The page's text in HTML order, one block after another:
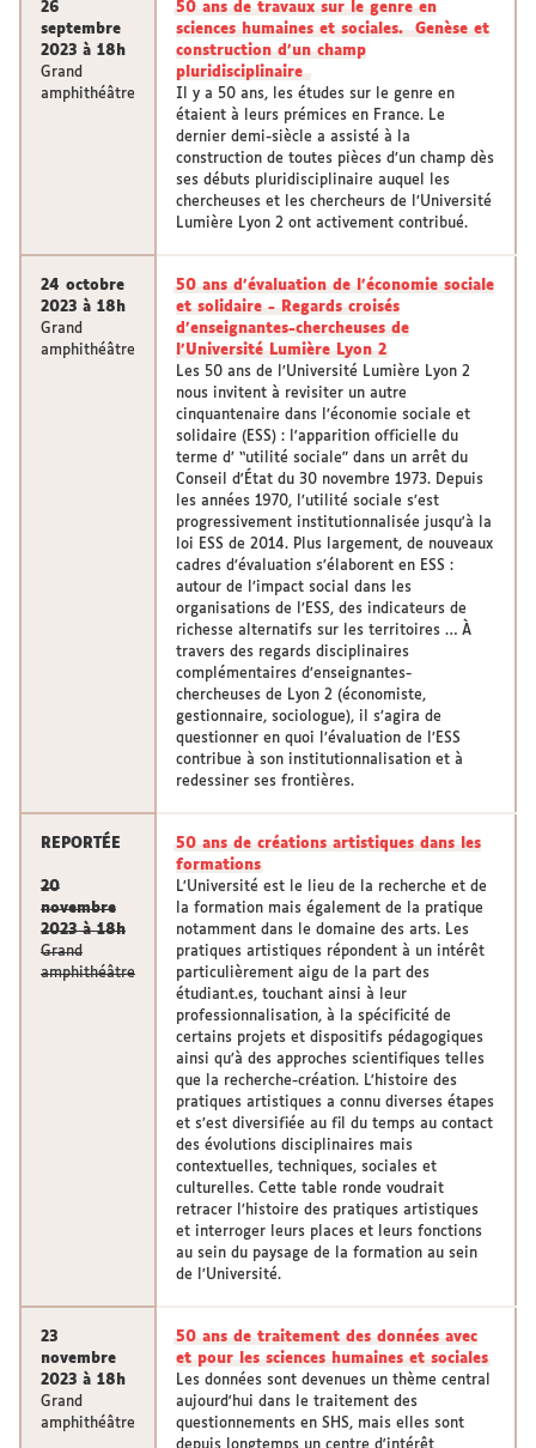
26
septembre
2023 à 18h
Grand
amphithéâtre
50 ans de travaux sur le genre en
sciences humaines et sociales. Genèse et
construction d’un champ
pluridisciplinaire
Il y a 50 ans, les études sur le genre en
étaient à leurs prémices en France. Le
dernier demi-siècle a assisté à la
construction de toutes pièces d’un champ dès
ses débuts pluridisciplinaire auquel les
chercheuses et les chercheurs de l’Université
Lumière Lyon 2 ont activement contribué.
24 octobre
2023 à 18h
Grand
amphithéâtre
50 ans d'évaluation de l’économie sociale
et solidaire - Regards croisés
d'enseignantes-chercheuses de
l'Université Lumière Lyon 2
Les 50 ans de l’Université Lumière Lyon 2
nous invitent à revisiter un autre
cinquantenaire dans l’économie sociale et
solidaire (ESS) : l'apparition officielle du
terme d’ “utilité sociale” dans un arrêt du
Conseil d'État du 30 novembre 1973. Depuis
les années 1970, l’utilité sociale s’est
progressivement institutionnalisée jusqu'à la
loi ESS de 2014. Plus largement, de nouveaux
cadres d’évaluation s’élaborent en ESS :
autour de l’impact social dans les
organisations de l’ESS, des indicateurs de
richesse alternatifs sur les territoires … À
travers des regards disciplinaires
complémentaires d’enseignantes-
chercheuses de Lyon 2 (économiste,
gestionnaire, sociologue), il s’agira de
questionner en quoi l’évaluation de l’ESS
contribue à son institutionnalisation et à
redessiner ses frontières.
REPORTÉE
20
novembre
2023 à 18h
Grand
amphithéâtre
50 ans de créations artistiques dans les
formations
L’Université est le lieu de la recherche et de
la formation mais également de la pratique
notamment dans le domaine des arts. Les
pratiques artistiques répondent à un intérêt
particulièrement aigu de la part des
étudiant.es, touchant ainsi à leur
professionnalisation, à la spécificité de
certains projets et dispositifs pédagogiques
ainsi qu’à des approches scientifiques telles
que la recherche-création. L’histoire des
pratiques artistiques a connu diverses étapes
et s’est diversifiée au fil du temps au contact
des évolutions disciplinaires mais
contextuelles, techniques, sociales et
culturelles. Cette table ronde voudrait
retracer l’histoire des pratiques artistiques
et interroger leurs places et leurs fonctions
au sein du paysage de la formation au sein
de l’Université.
23
novembre
2023 à 18h
Grand
amphithéâtre
50 ans de traitement des données avec
et pour les sciences humaines et sociales
Les données sont devenues un thème central
aujourd'hui dans le traitement des
questionnements en SHS, mais elles sont